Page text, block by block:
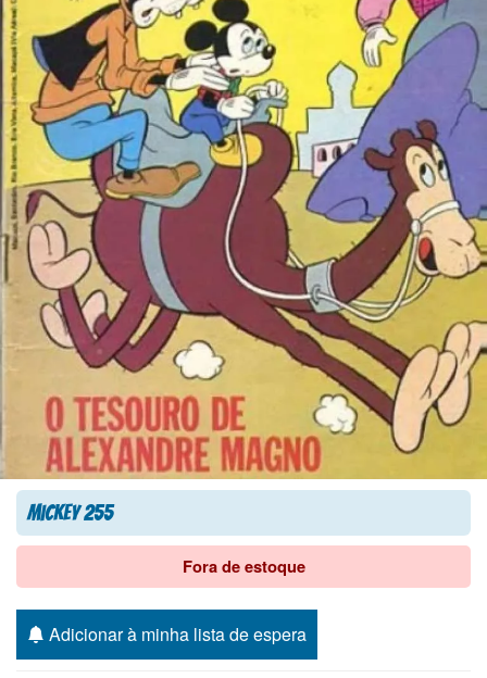
Mickey 255
Fora de estoque
Adicionar à minha lista de espera